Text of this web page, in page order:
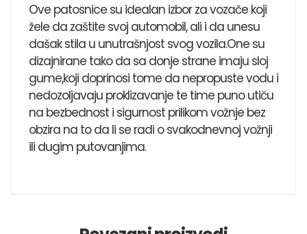
Ove patosnice su idealan izbor za vozače koji
žele da zaštite svoj automobil, ali i da unesu
dašak stila u unutrašnjost svog vozila.One su
dizajnirane tako da sa donje strane imaju sloj
gume,koji doprinosi tome da nepropuste vodu i
nedozoljavaju proklizavanje te time puno utiču
na bezbednost i sigurnost prilikom vožnje bez
obzira na to da li se radi o svakodnevnoj vožnji
ili dugim putovanjima.